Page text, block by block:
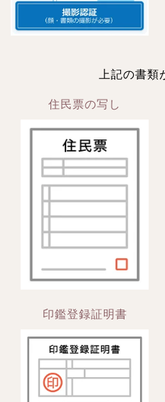
上記の書類
住民票の写し
印鑑登録証明書